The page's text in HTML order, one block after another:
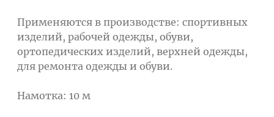
Применяются в производстве: спортивных
изделий, рабочей одежды, обуви,
ортопедических изделий, верхней одежды,
для ремонта одежды и обуви.
Намотка: 10 м